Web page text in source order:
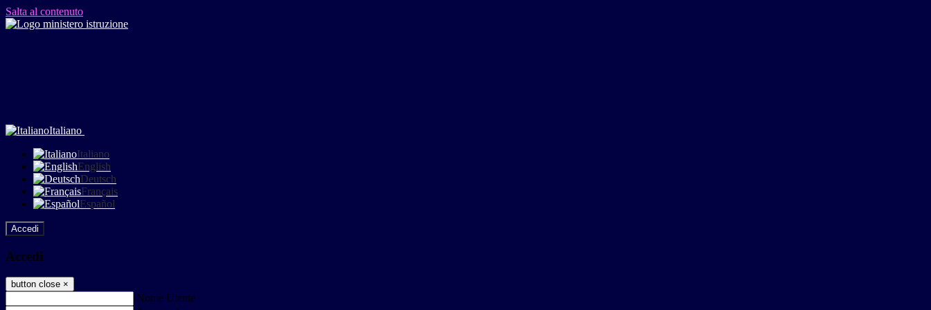
Salta al contenuto
Italiano
Italiano
English
Deutsch
Français
Español
Accedi
Accedi
button close ×
Nome Utente